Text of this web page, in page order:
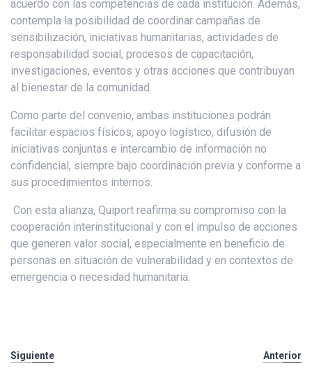
acuerdo con las competencias de cada institución. Además,
contempla la posibilidad de coordinar campañas de
sensibilización, iniciativas humanitarias, actividades de
responsabilidad social, procesos de capacitación,
investigaciones, eventos y otras acciones que contribuyan
al bienestar de la comunidad.
Como parte del convenio, ambas instituciones podrán
facilitar espacios físicos, apoyo logístico, difusión de
iniciativas conjuntas e intercambio de información no
confidencial, siempre bajo coordinación previa y conforme a
sus procedimientos internos.
Con esta alianza, Quiport reafirma su compromiso con la
cooperación interinstitucional y con el impulso de acciones
que generen valor social, especialmente en beneficio de
personas en situación de vulnerabilidad y en contextos de
emergencia o necesidad humanitaria.
Siguiente Anterior